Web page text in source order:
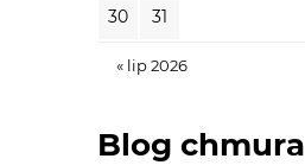
30 31
« lip 2026
Blog chmura